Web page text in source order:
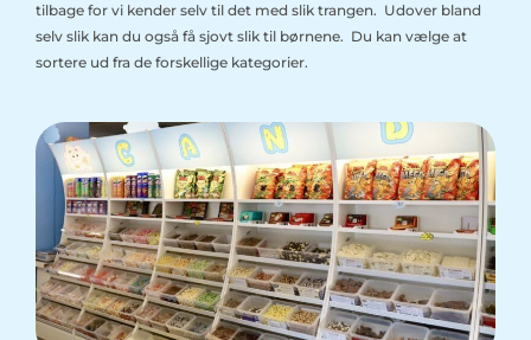
tilbage for vi kender selv til det med slik trangen. Udover bland
selv slik kan du også få sjovt slik til børnene. Du kan vælge at
sortere ud fra de forskellige kategorier.